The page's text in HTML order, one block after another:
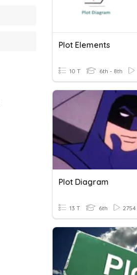
Plot Elements
10 T 6th - 8th
Plot Diagram
13 T 6th 2754